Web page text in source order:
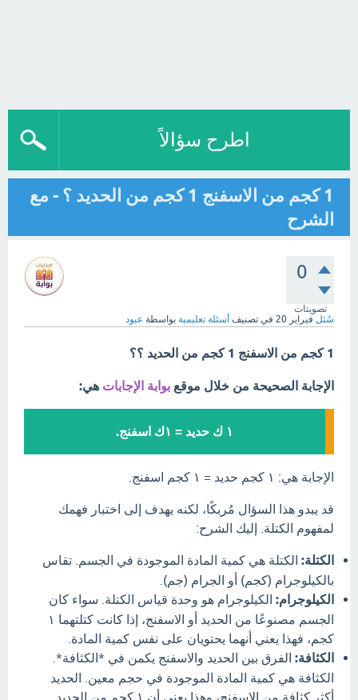
اطرح سؤالاً
1 كجم من الاسفنج 1 كجم من الحديد ؟ - مع
الشرح
0
تصويتات
سُئل فبراير 20 في تصنيف أسئلة تعليمية بواسطة عبود
1 كجم من الاسفنج 1 كجم من الحديد ؟؟
الإجابة الصحيحة من خلال موقع بوابة الإجابات هي:
١ ك حديد = ١ك اسفنج.
الإجابة هي: ١ كجم حديد = ١ كجم اسفنج.
قد يبدو هذا السؤال مُربكًا، لكنه يهدف إلى اختبار فهمك
لمفهوم الكتلة. إليك الشرح:
الكتلة: الكتلة هي كمية المادة الموجودة في الجسم. تقاس
بالكيلوجرام (كجم) أو الجرام (جم).
الكيلوجرام: الكيلوجرام هو وحدة قياس الكتلة. سواء كان
الجسم مصنوعًا من الحديد أو الاسفنج، إذا كانت كتلتهما ١
كجم، فهذا يعني أنهما يحتويان على نفس كمية المادة.
الكثافة: الفرق بين الحديد والاسفنج يكمن في *الكثافة*.
الكثافة هي كمية المادة الموجودة في حجم معين. الحديد
أكثر كثافة من الاسفنج، وهذا يعني أن ١ كجم من الحديد